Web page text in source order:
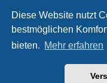
Diese Website nutzt
bestmöglichen
bieten. Mehr erfahren
Du kannst jederzeit die
verlangen. Kontaktiere
Powered by